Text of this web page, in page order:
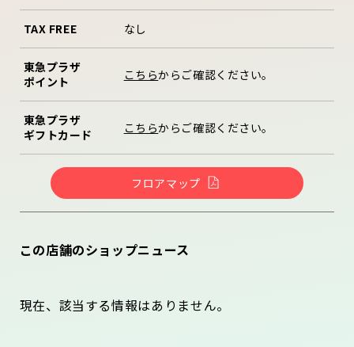
TAX FREE なし
東急プラザ
ポイント
こちらからご確認ください。
東急プラザ
ギフトカード
こちらからご確認ください。
フロアマップ
この店舗のショップニュース
現在、該当する情報はありません。